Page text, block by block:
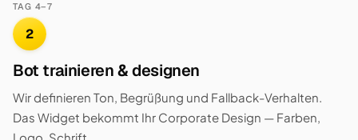
TAG 4–7
2
Bot trainieren & designen
Wir definieren Ton, Begrüßung und Fallback-Verhalten.
Das Widget bekommt Ihr Corporate Design — Farben,